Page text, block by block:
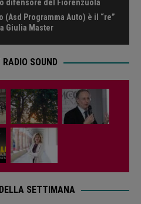
difensore del Fiorenzuola
(Asd Programma Auto) è il “re”
Giulia Master
SOUND
SETTIMANA